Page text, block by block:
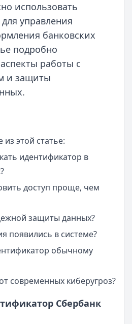
использовать
управления
банковских
подробно
работы с
и защиты
этой статье:
идентификатор в
доступ проще, чем
защиты данных?
появились в системе?
обычному
современных киберугроз?
Сбербанк